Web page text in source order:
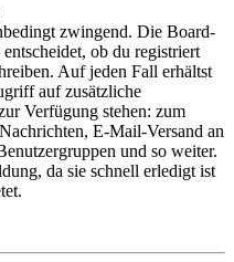
zwingend. Die Board-
ob du registriert
Auf jeden Fall erhältst
auf zusätzliche
Verfügung stehen: zum
E-Mail-Versand an
und so weiter.
da sie schnell erledigt ist